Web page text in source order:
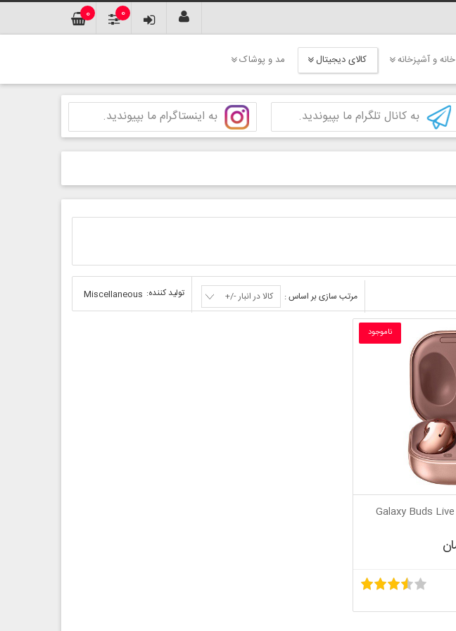
0 0
خانه و آشپزخانه کالای دیجیتال مد و پوشاک
به کانال تلگرام ما بپیوندید. به اینستاگرام ما بپیوندید.
مرتب سازی بر اساس : کالا در انبار -/+ تولید کننده: Miscellaneous
ناموجود